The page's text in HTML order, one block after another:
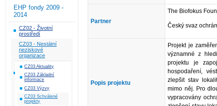
EHP fondy 2009 -
2014
CZ02 - Životní
prostředí
CZ03 - Nestátní
neziskové
organizace
CZ03 Aktuality
CZ03 Základní
informace
CZ03 Výzvy
CZ03 Schválené
projekty
Partner
The Biofokus
Český svaz
Popis projektu
Projekt je
významné z
projektu je
hospodaření,
zlepšit stav
mimo něj. Pro
vypracovány